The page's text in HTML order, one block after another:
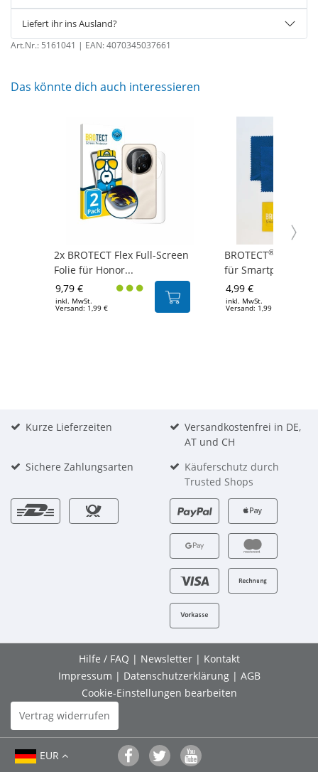
Liefert ihr ins Ausland?
Art.Nr.: 5161041 | EAN:4070345037661
Das könnte dich auch interessieren
2x BROTECT Flex Full-Screen
Folie für Honor...
9,79 €
inkl. MwSt.
Versand: 1,99 €
BROTECT®
für Smartphones
4,99 €
inkl. MwSt.
Versand: 1,99 €
Kurze Lieferzeiten
Versandkostenfrei in DE,
AT und CH
Sichere Zahlungsarten
Käuferschutz durch
Trusted Shops
Hilfe / FAQ | Newsletter | Kontakt
Impressum | Datenschutzerklärung | AGB
Cookie-Einstellungen bearbeiten
Vertrag widerrufen
EUR